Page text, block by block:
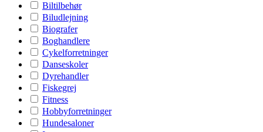
Biltilbehør
Biludlejning
Biografer
Boghandlere
Cykelforretninger
Danseskoler
Dyrehandler
Fiskegrej
Fitness
Hobbyforretninger
Hundesaloner